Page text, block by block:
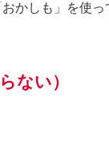
かしも」を使
ない）